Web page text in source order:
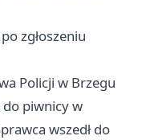
zgłoszeniu
Policji w Brzegu
do piwnicy w
wszedł do